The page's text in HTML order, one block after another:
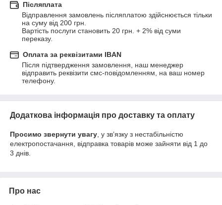
Післяплата
Відправлення замовлень післяплатою здійснюється тільки
на суму від 200 грн.
Вартість послуги становить 20 грн. + 2% від суми
переказу.
Оплата за реквізитами IBAN
Після підтвердження замовлення, наш менеджер
відправить реквізити смс-повідомленням, на ваш номер
телефону.
Додаткова інформація про доставку та оплату
Просимо звернути увагу, у звʼязку з нестабільністю
електропостачання, відправка товарів може зайняти від 1 до
3 днів.
Про нас